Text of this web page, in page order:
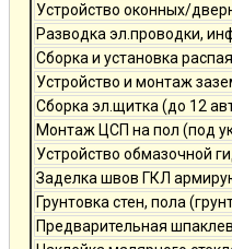
Устройство оконных/
Разводка эл.проводки,
Сборка и установка
Устройство и монтаж
Сборка эл.щитка (до 12
Монтаж ЦСП на пол (под
Устройство обмазочной
Заделка швов ГКЛ
Грунтовка стен, пола
Предварительная